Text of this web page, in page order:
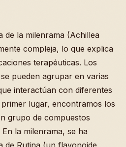
de la milenrama (Achillea
compleja, lo que explica
terapéuticas. Los
pueden agrupar en varias
interactúan con diferentes
lugar, encontramos los
grupo de compuestos
la milenrama, se ha
de Rutina (un flavonoide